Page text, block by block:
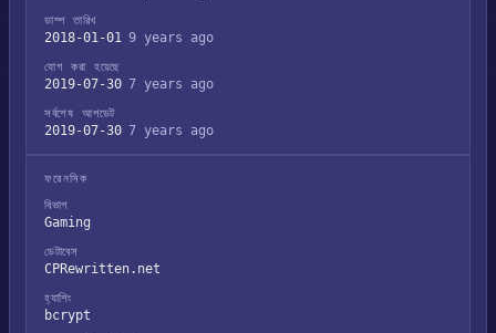
ডাম্প তারিখ
2018-01-01 9 years ago
যোগ করা হয়েছে
2019-07-30 7 years ago
সর্বশেষ আপডেট
2019-07-30 7 years ago
ফরেনসিক
বিভাগ
Gaming
ডেটাবেস
CPRewritten.net
হ্যাশিং
bcrypt